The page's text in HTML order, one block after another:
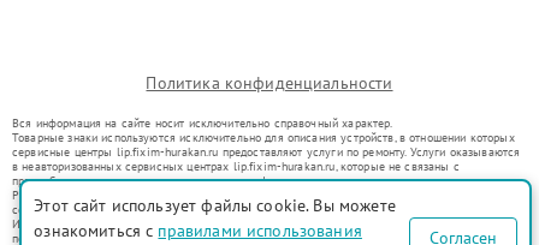
Политика конфиденциальности
Вся информация на сайте носит исключительно справочный характер.
Товарные знаки используются исключительно для описания устройств, в отношении которых
сервисные центры lip.fixim-hurakan.ru предоставляют услуги по ремонту. Услуги оказываются
в неавторизованных сервисных центрах lip.fixim-hurakan.ru, которые не связаны с
правообладателями товарных знаков или их официальными представителями.
Ремонт осуществляется для устройств, уже введенных в гражданский оборот в соответствии
со статьей 1487 ГК РФ.
Использование товарных знаков не преследует цели индивидуализации услуг или введения
потребителей в заблуждение, а служит для информирования о предоставляемых услугах по
Этот сайт использует файлы cookie. Вы можете
ознакомиться с правилами использования Согласен